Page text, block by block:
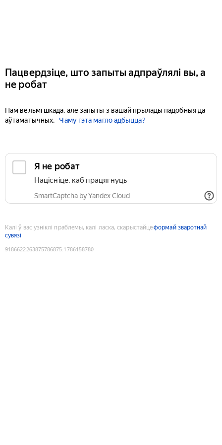
Пацвердзіце, што запыты адпраўлялі вы, а
не робат
Нам вельмі шкада, але запыты з вашай прылады падобныя да
аўтаматычных.
Чаму гэта магло адбыцца?
Я не робат
Націсніце, каб працягнуць
SmartCaptcha by Yandex Cloud
Калі ў вас узніклі праблемы, калі ласка, скарыстайцеформай зваротнай
сувязі
9186622263875786875:1786158780